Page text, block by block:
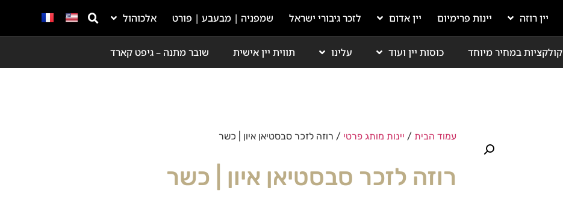
יין רוזה יינות פרימיום יין אדום לזכר גיבורי ישראל שמפניה | מבעבע | פורט אלכוהול
קולקציות במחיר מיוחד כוסות יין ועוד עלינו תווית יין אישית שובר מתנה – גיפט קארד
עמוד הבית / יינות מותג פרטי / רוזה לזכר סבסטיאן איון | כשר
רוזה לזכר סבסטיאן איון | כשר